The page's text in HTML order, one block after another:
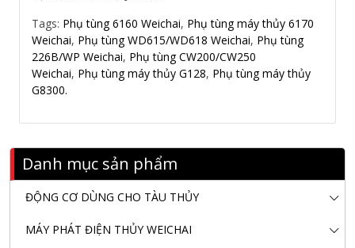
Danh mục sản phẩm
ĐỘNG CƠ DÙNG CHO TÀU THỦY
MÁY PHÁT ĐIỆN THỦY WEICHAI
Tags: Phụ tùng 6160 Weichai, Phụ tùng máy thủy 6170
Weichai, Phụ tùng WD615/WD618 Weichai, Phụ tùng
226B/WP Weichai, Phụ tùng CW200/CW250
Weichai, Phụ tùng máy thủy G128, Phụ tùng máy thủy
G8300.